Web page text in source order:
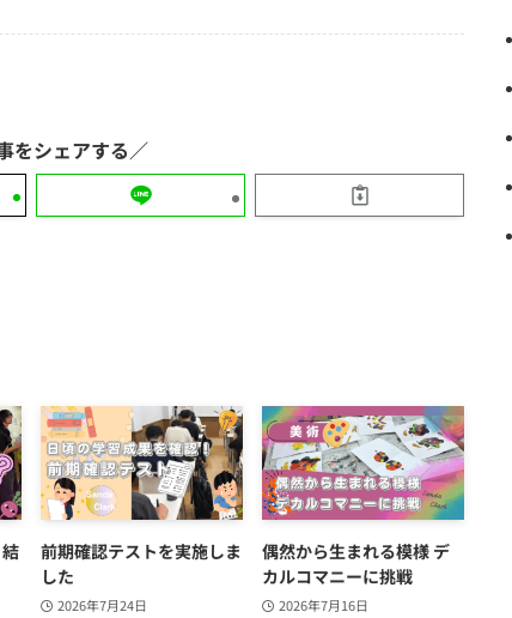
前期確認テストを実施しま
した
2026年7月24日
偶然から生まれる模様 デ
カルコマニーに挑戦
2026年7月16日